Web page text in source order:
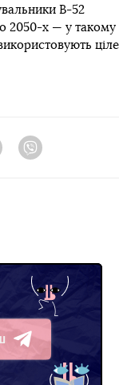
B-52
2050-х — у такому
ціле
Telegram